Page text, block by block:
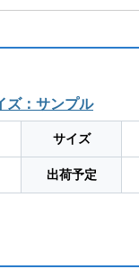
ズ：サンプル
サイズ
出荷予定